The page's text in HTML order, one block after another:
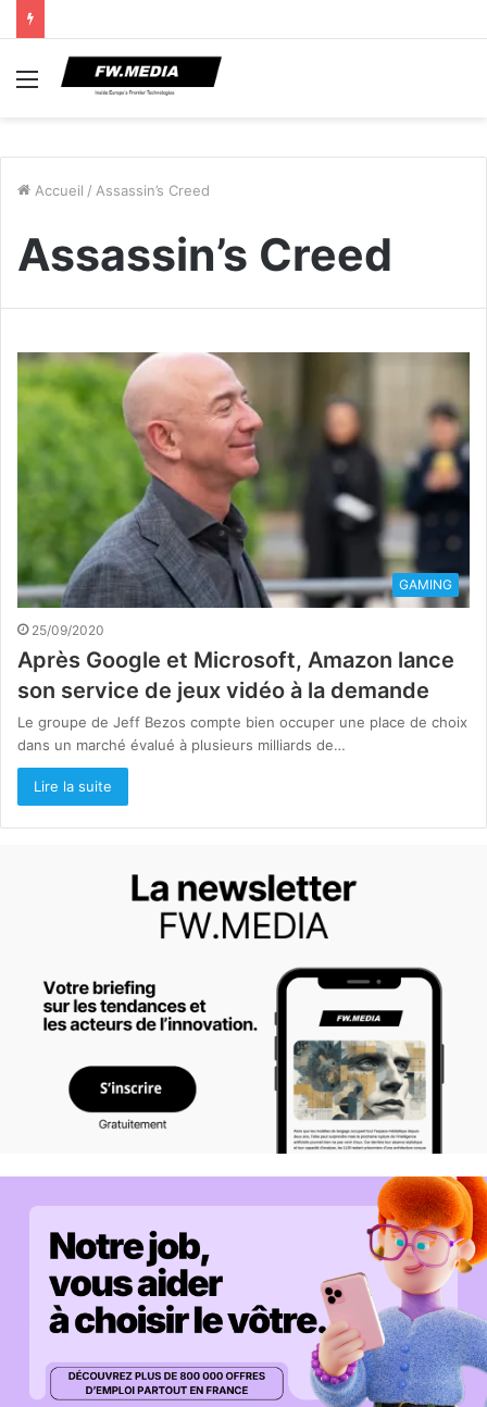
Menu
Accueil / Assassin’s Creed
Assassin’s Creed
GAMING
25/09/2020
Après Google et Microsoft, Amazon lance
son service de jeux vidéo à la demande
Le groupe de Jeff Bezos compte bien occuper une place de choix
dans un marché évalué à plusieurs milliards de…
Lire la suite